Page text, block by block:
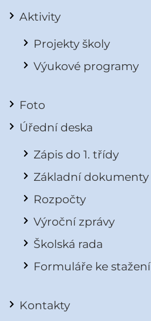
Aktivity
Projekty školy
Výukové programy
Foto
Úřední deska
Zápis do 1. třídy
Základní dokumenty
Rozpočty
Výroční zprávy
Školská rada
Formuláře ke stažení
Kontakty